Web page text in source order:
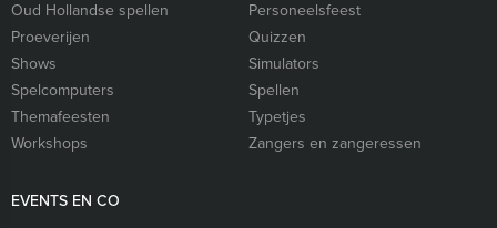
Oud Hollandse spellen
Personeelsfeest
Proeverijen
Quizzen
Shows
Simulators
Spelcomputers
Spellen
Themafeesten
Typetjes
Workshops
Zangers en zangeressen
EVENTS EN CO